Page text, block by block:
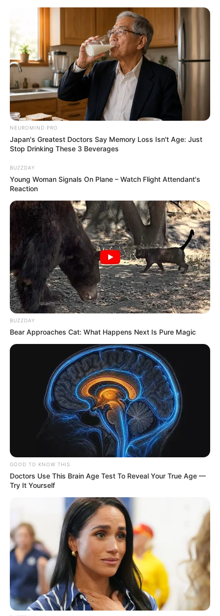
NEUROMIND PRO
Japan's Greatest Doctors Say Memory Loss Isn't Age: Just
Stop Drinking These 3 Beverages
BUZZDAY
Young Woman Signals On Plane – Watch Flight Attendant's
Reaction
BUZZDAY
Bear Approaches Cat: What Happens Next Is Pure Magic
GOOD TO KNOW THIS
Doctors Use This Brain Age Test To Reveal Your True Age —
Try It Yourself